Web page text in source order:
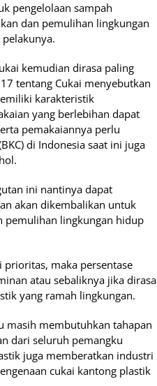
pengelolaan sampah
dan pemulihan lingkungan
kemudian dirasa paling
tentang Cukai menyebutkan
karakteristik
yang berlebihan dapat
pemakaiannya perlu
di Indonesia saat ini juga
ini nantinya dapat
akan dikembalikan untuk
pemulihan lingkungan hidup
maka persentase
atau sebaliknya jika dirasa
yang ramah lingkungan.
masih membutuhkan tahapan
dari seluruh pemangku
juga memberatkan industri
cukai kantong plastik